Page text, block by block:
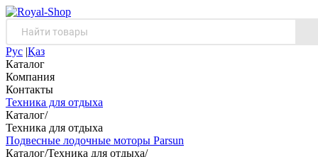
Рус |Қаз
Каталог
Компания
Контакты
Техника для отдыха
Каталог/
Техника для отдыха
Подвесные лодочные моторы Parsun
Каталог/Техника для отдыха/